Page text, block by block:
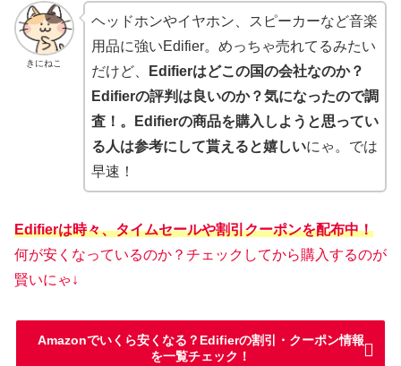
きにねこ
ヘッドホンやイヤホン、スピーカーなど音楽
用品に強いEdifier。めっちゃ売れてるみたい
だけど、
Edifierはどこの国の会社なのか？
Edifierの評判は良いのか？気になったので調
査！。Edifierの商品を購入しようと思ってい
る人は参考にして貰えると嬉しいにゃ。では
早速！
Edifierは時々、タイムセールや割引クーポンを配布中！
何が安くなっているのか？チェックしてから購入するのが
賢いにゃ↓
Amazonでいくら安くなる？Edifierの割引・クーポン情報
を一覧チェック！